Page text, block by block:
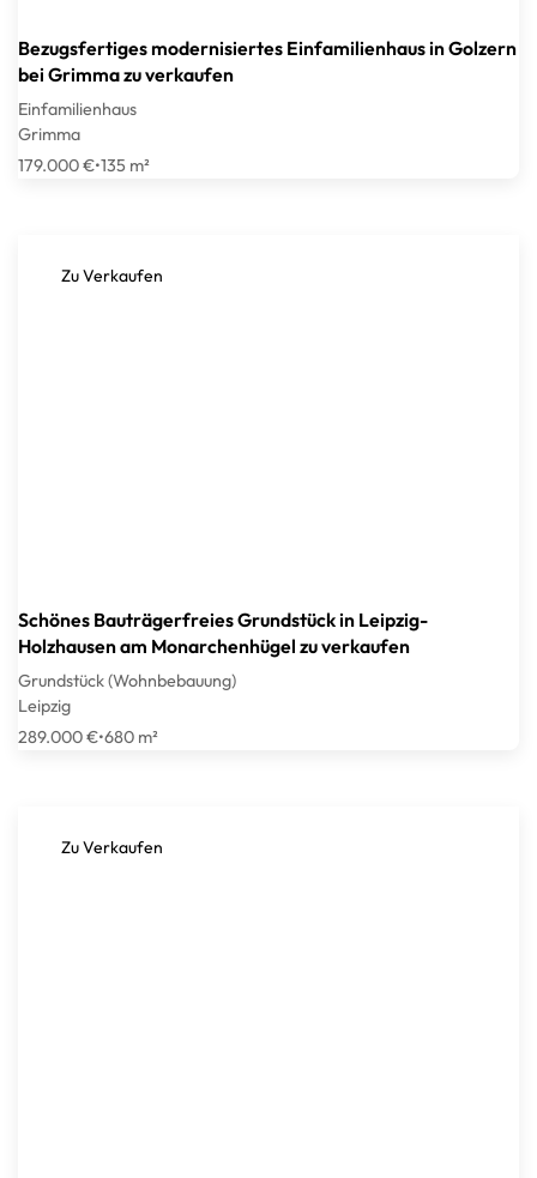
Bezugsfertiges modernisiertes Einfamilienhaus in Golzern
bei Grimma zu verkaufen
Einfamilienhaus
Grimma
179.000 €•135 m²
Zu Verkaufen
Schönes Bauträgerfreies Grundstück in Leipzig-
Holzhausen am Monarchenhügel zu verkaufen
Grundstück (Wohnbebauung)
Leipzig
289.000 €•680 m²
Zu Verkaufen